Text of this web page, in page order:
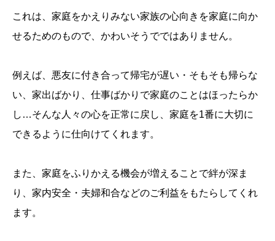
これは、家庭をかえりみない家族の心向きを家庭に向か
せるためのもので、かわいそうでではありません。
例えば、悪友に付き合って帰宅が遅い・そもそも帰らな
い、家出ばかり、仕事ばかりで家庭のことはほったらか
し…そんな人々の心を正常に戻し、家庭を1番に大切に
できるように仕向けてくれます。
また、家庭をふりかえる機会が増えることで絆が深ま
り、家内安全・夫婦和合などのご利益をもたらしてくれ
ます。